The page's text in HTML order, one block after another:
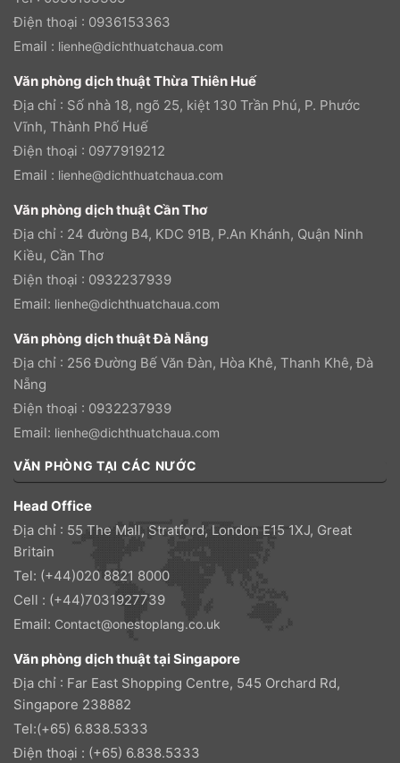
Điện thoại : 0936153363
Email : lienhe@dichthuatchaua.com
Văn phòng dịch thuật Thừa Thiên Huế
Địa chỉ : Số nhà 18, ngõ 25, kiệt 130 Trần Phú, P. Phước
Vĩnh, Thành Phố Huế
Điện thoại : 0977919212
Email : lienhe@dichthuatchaua.com
Văn phòng dịch thuật Cần Thơ
Địa chỉ : 24 đường B4, KDC 91B, P.An Khánh, Quận Ninh
Kiều, Cần Thơ
Điện thoại : 0932237939
Email: lienhe@dichthuatchaua.com
Văn phòng dịch thuật Đà Nẵng
Địa chỉ : 256 Đường Bế Văn Đàn, Hòa Khê, Thanh Khê, Đà
Nẵng
Điện thoại : 0932237939
Email: lienhe@dichthuatchaua.com
VĂN PHÒNG TẠI CÁC NƯỚC
Head Office
Địa chỉ : 55 The Mall, Stratford, London E15 1XJ, Great
Britain
Tel: (+44)020 8821 8000
Cell : (+44)7031927739
Email: Contact@onestoplang.co.uk
Văn phòng dịch thuật tại Singapore
Địa chỉ : Far East Shopping Centre, 545 Orchard Rd,
Singapore 238882
Tel:(+65) 6.838.5333
Điện thoại : (+65) 6.838.5333